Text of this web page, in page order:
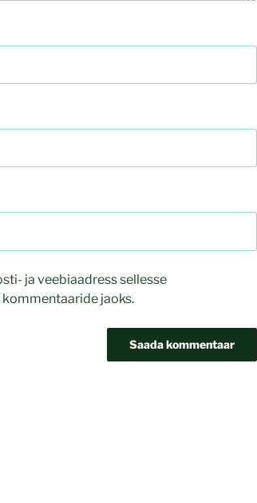
ja veebiaadress sellesse
jaoks.